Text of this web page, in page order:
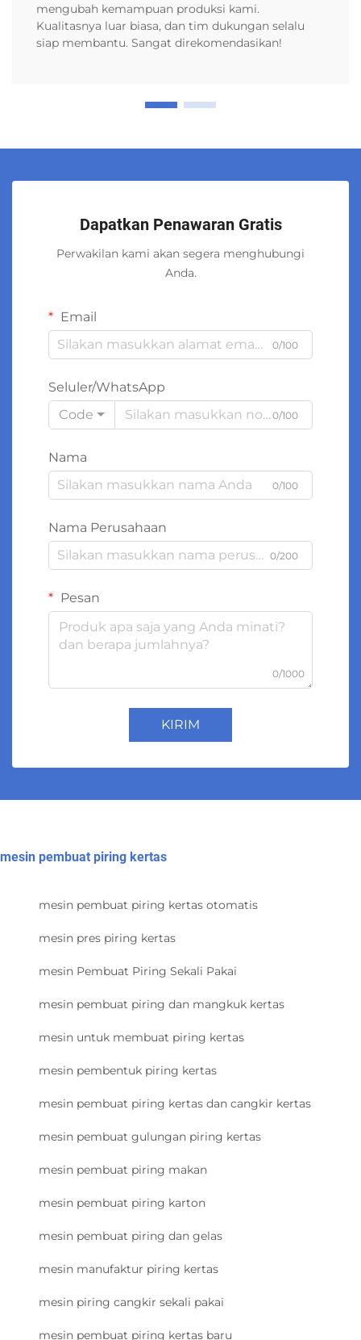
mengubah kemampuan produksi kami.
Kualitasnya luar biasa, dan tim dukungan selalu
siap membantu. Sangat direkomendasikan!
Dapatkan Penawaran Gratis
Perwakilan kami akan segera menghubungi
Anda.
Email
0/100
Seluler/WhatsApp
Code
0/100
Nama
0/100
Nama Perusahaan
0/200
Pesan
0/1000
KIRIM
mesin pembuat piring kertas
mesin pembuat piring kertas otomatis
mesin pres piring kertas
mesin Pembuat Piring Sekali Pakai
mesin pembuat piring dan mangkuk kertas
mesin untuk membuat piring kertas
mesin pembentuk piring kertas
mesin pembuat piring kertas dan cangkir kertas
mesin pembuat gulungan piring kertas
mesin pembuat piring makan
mesin pembuat piring karton
mesin pembuat piring dan gelas
mesin manufaktur piring kertas
mesin piring cangkir sekali pakai
mesin pembuat piring kertas baru